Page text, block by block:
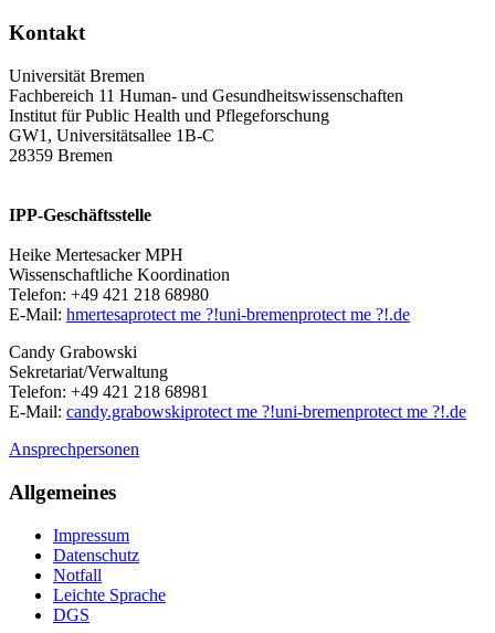
Kontakt
Universität Bremen
Fachbereich 11 Human- und Gesundheitswissenschaften
Institut für Public Health und Pflegeforschung
GW1, Universitätsallee 1B-C
28359 Bremen
IPP-Geschäftsstelle
Heike Mertesacker MPH
Wissenschaftliche Koordination
Telefon: +49 421 218 68980
E-Mail: hmertesaprotect me ?!uni-bremenprotect me ?!.de
Candy Grabowski
Sekretariat/Verwaltung
Telefon: +49 421 218 68981
E-Mail: candy.grabowskiprotect me ?!uni-bremenprotect me ?!.de
Ansprechpersonen
Allgemeines
Impressum
Datenschutz
Notfall
Leichte Sprache
DGS